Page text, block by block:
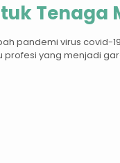
Tenaga
pandemi virus
profesi yang menjadi